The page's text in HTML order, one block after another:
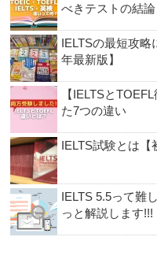
べきテストの結論
IELTSの最短攻略
年最新版】
【IELTSと
た7つの違い
IELTS試験とは【
IELTS 5.5って難
っと解説します!!!